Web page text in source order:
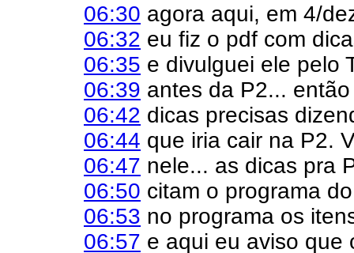
06:30 agora aqui, em 4/
06:32 eu fiz o pdf com
06:35 e divulguei ele pelo
06:39 antes da P2...
06:42 dicas precisas
06:44 que iria cair na P2.
06:47 nele... as dicas pra
06:50 citam o programa
06:53 no programa os
06:57 e aqui eu aviso que